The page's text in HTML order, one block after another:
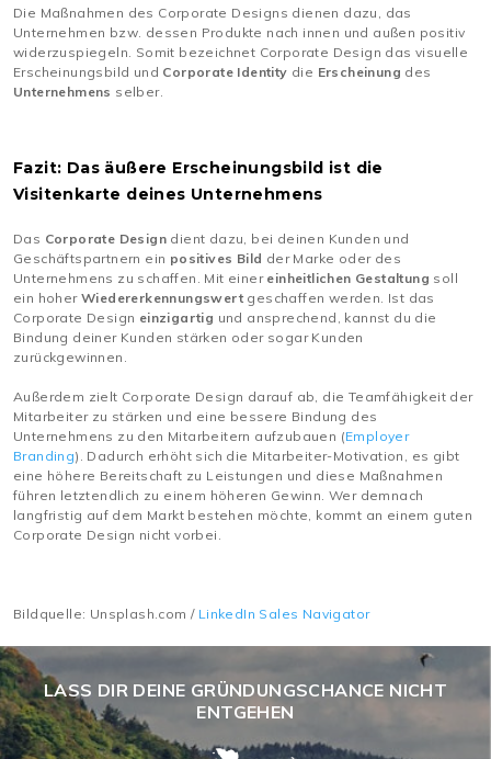
Die Maßnahmen des Corporate Designs dienen dazu, das
Unternehmen bzw. dessen Produkte nach innen und außen positiv
widerzuspiegeln. Somit bezeichnet Corporate Design das visuelle
Erscheinungsbild und Corporate Identity die Erscheinung des
Unternehmens selber.
Fazit: Das äußere Erscheinungsbild ist die
Visitenkarte deines Unternehmens
Das Corporate Design dient dazu, bei deinen Kunden und
Geschäftspartnern ein positives Bild der Marke oder des
Unternehmens zu schaffen. Mit einer einheitlichen Gestaltung soll
ein hoher Wiedererkennungswert geschaffen werden. Ist das
Corporate Design einzigartig und ansprechend, kannst du die
Bindung deiner Kunden stärken oder sogar Kunden
zurückgewinnen.
Außerdem zielt Corporate Design darauf ab, die Teamfähigkeit der
Mitarbeiter zu stärken und eine bessere Bindung des
Unternehmens zu den Mitarbeitern aufzubauen (Employer
Branding). Dadurch erhöht sich die Mitarbeiter-Motivation, es gibt
eine höhere Bereitschaft zu Leistungen und diese Maßnahmen
führen letztendlich zu einem höheren Gewinn. Wer demnach
langfristig auf dem Markt bestehen möchte, kommt an einem guten
Corporate Design nicht vorbei.
Bildquelle: Unsplash.com / LinkedIn Sales Navigator
LASS DIR DEINE GRÜNDUNGSCHANCE NICHT
ENTGEHEN